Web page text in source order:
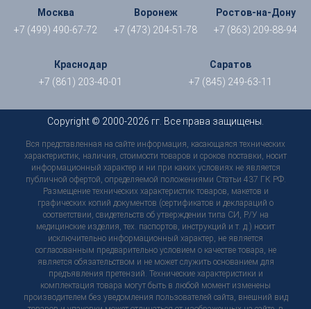
Москва
+7 (499) 490-67-72
Воронеж
+7 (473) 204-51-78
Ростов-на-Дону
+7 (863) 209-88-94
Краснодар
+7 (861) 203-40-01
Саратов
+7 (845) 249-63-11
Copyright © 2000-2026 гг. Все права защищены.
Вся представленная на сайте информация, касающаяся технических
характеристик, наличия, стоимости товаров и сроков поставки, носит
информационный характер и ни при каких условиях не является
публичной офертой, определяемой положениями Статьи 437 ГК РФ.
Размещение технических характеристик товаров, макетов и
графических копий документов (сертификатов и деклараций о
соответствии, свидетельств об утверждении типа СИ, Р/У на
медицинские изделия, тех. паспортов, инструкций и т. д.) носит
исключительно информационный характер, не является
согласованным предварительно условием о качестве товара, не
является обязательством и не может служить основанием для
предъявления претензий. Технические характеристики и
комплектация товара могут быть в любой момент изменены
производителем без уведомления пользователей сайта, внешний вид